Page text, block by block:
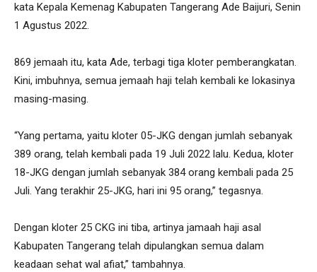
kata Kepala Kemenag Kabupaten Tangerang Ade Baijuri, Senin
1 Agustus 2022.
869 jemaah itu, kata Ade, terbagi tiga kloter pemberangkatan.
Kini, imbuhnya, semua jemaah haji telah kembali ke lokasinya
masing-masing.
“Yang pertama, yaitu kloter 05-JKG dengan jumlah sebanyak
389 orang, telah kembali pada 19 Juli 2022 lalu. Kedua, kloter
18-JKG dengan jumlah sebanyak 384 orang kembali pada 25
Juli. Yang terakhir 25-JKG, hari ini 95 orang,” tegasnya.
Dengan kloter 25 CKG ini tiba, artinya jamaah haji asal
Kabupaten Tangerang telah dipulangkan semua dalam
keadaan sehat wal afiat,” tambahnya.